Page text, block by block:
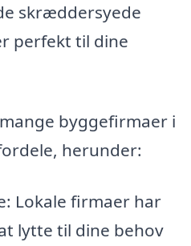
skræddersyede
perfekt til dine
byggefirmaer i
herunder:
Lokale firmaer har
lytte til dine behov